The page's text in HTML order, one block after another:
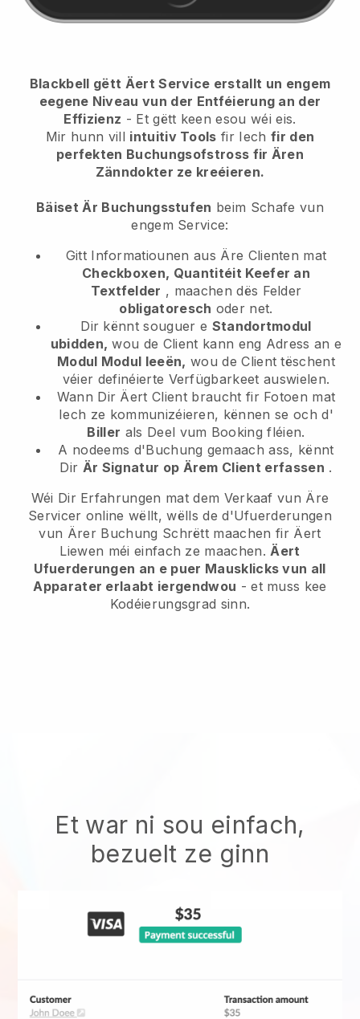
Blackbell gëtt Äert Service erstallt un engem
eegene Niveau vun der Entféierung an der
Effizienz - Et gëtt keen esou wéi eis.
Mir hunn vill intuitiv Tools fir Iech fir den
perfekten Buchungsofstross fir Ären
Zänndokter ze kreéieren.
Bäiset Är Buchungsstufen beim Schafe vun
engem Service:
Gitt Informatiounen aus Äre Clienten mat
Checkboxen, Quantitéit Keefer an
Textfelder , maachen dës Felder
obligatoresch oder net.
Dir kënnt souguer e Standortmodul
ubidden, wou de Client kann eng Adress an e
Modul Modul leeën, wou de Client tëschent
véier definéierte Verfügbarkeet auswielen.
Wann Dir Äert Client braucht fir Fotoen mat
Iech ze kommunizéieren, kënnen se och d'
Biller als Deel vum Booking fléien.
A nodeems d'Buchung gemaach ass, kënnt
Dir Är Signatur op Ärem Client erfassen .
Wéi Dir Erfahrungen mat dem Verkaaf vun Äre
Servicer online wëllt, wëlls de d'Ufuerderungen
vun Ärer Buchung Schrëtt maachen fir Äert
Liewen méi einfach ze maachen.Äert
Ufuerderungen an e puer Mausklicks vun all
Apparater erlaabt iergendwou - et muss kee
Kodéierungsgrad sinn.
Et war ni sou einfach,
bezuelt ze ginn